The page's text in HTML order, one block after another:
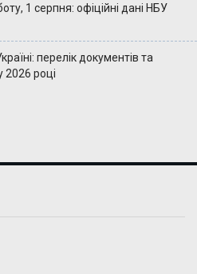
1 серпня: офіційні дані НБУ
перелік документів та
2026 році